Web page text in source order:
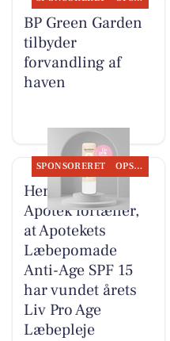
BP Green Garden
tilbyder
forvandling af
haven
SPONSORERET OPSLAGSTAVLEN
Herning Løve
Apotek fortæller,
at Apotekets
Læbepomade
Anti-Age SPF 15
har vundet årets
Liv Pro Age
Læbepleje